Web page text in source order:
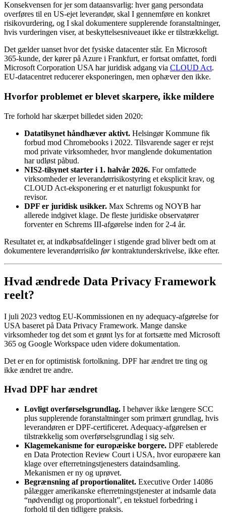
Konsekvensen for jer som dataansvarlig: hver gang persondata
overføres til en US-ejet leverandør, skal I gennemføre en konkret
risikovurdering, og I skal dokumentere supplerende foranstaltninger,
hvis vurderingen viser, at beskyttelsesniveauet ikke er tilstrækkeligt.
Det gælder uanset hvor det fysiske datacenter står. En Microsoft
365-kunde, der kører på Azure i Frankfurt, er fortsat omfattet, fordi
Microsoft Corporation USA har juridisk adgang via CLOUD Act.
EU-datacentret reducerer eksponeringen, men ophæver den ikke.
Hvorfor problemet er blevet skarpere, ikke mildere
Tre forhold har skærpet billedet siden 2020:
Datatilsynet håndhæver aktivt. Helsingør Kommune fik
forbud mod Chromebooks i 2022. Tilsvarende sager er rejst
mod private virksomheder, hvor manglende dokumentation
har udløst påbud.
NIS2-tilsynet starter i 1. halvår 2026. For omfattede
virksomheder er leverandørrisikostyring et eksplicit krav, og
CLOUD Act-eksponering er et naturligt fokuspunkt for
revisor.
DPF er juridisk usikker. Max Schrems og NOYB har
allerede indgivet klage. De fleste juridiske observatører
forventer en Schrems III-afgørelse inden for 2-4 år.
Resultatet er, at indkøbsafdelinger i stigende grad bliver bedt om at
dokumentere leverandørrisiko førkontraktunderskrivelse, ikke efter.
Hvad ændrede Data Privacy Framework
reelt?
I juli 2023 vedtog EU-Kommissionen en ny adequacy-afgørelse for
USA baseret på Data Privacy Framework. Mange danske
virksomheder tog det som et grønt lys for at fortsætte med Microsoft
365 og Google Workspace uden videre dokumentation.
Det er en for optimistisk fortolkning. DPF har ændret tre ting og
ikke ændret tre andre.
Hvad DPF har ændret
Lovligt overførselsgrundlag. I behøver ikke længere SCC
plus supplerende foranstaltninger som primært grundlag, hvis
leverandøren er DPF-certificeret. Adequacy-afgørelsen er
tilstrækkelig som overførselsgrundlag i sig selv.
Klagemekanisme for europæiske borgere. DPF etablerede
en Data Protection Review Court i USA, hvor europæere kan
klage over efterretningstjenesters dataindsamling.
Mekanismen er ny og uprøvet.
Begrænsning af proportionalitet. Executive Order 14086
pålægger amerikanske efterretningstjenester at indsamle data
“nødvendigt og proportionalt”, en tekstuel forbedring i
forhold til den tidligere praksis.